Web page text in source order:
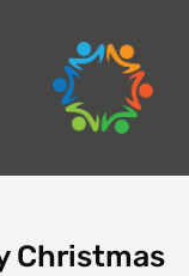
المحتوى
Christmas